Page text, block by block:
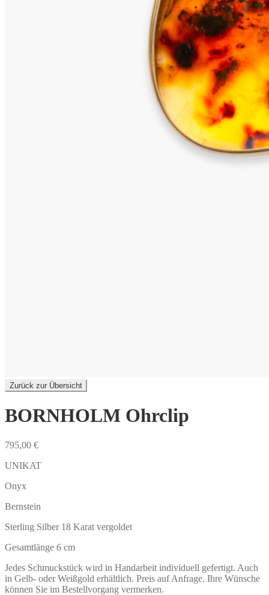
Zurück zur Übersicht
BORNHOLM Ohrclip
795,00 €
UNIKAT
Onyx
Bernstein
Sterling Silber 18 Karat vergoldet
Gesamtlänge 6 cm
Jedes Schmuckstück wird in Handarbeit individuell gefertigt. Auch
in Gelb- oder Weißgold erhältlich. Preis auf Anfrage. Ihre Wünsche
können Sie im Bestellvorgang vermerken.